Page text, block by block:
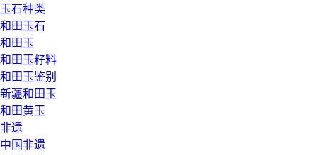
玉石种类
和田玉石
和田玉
和田玉籽料
和田玉鉴别
新疆和田玉
和田黄玉
非遗
中国非遗